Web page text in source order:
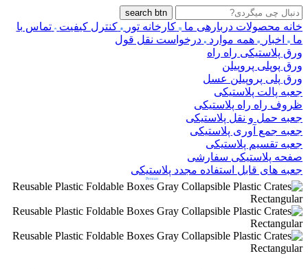
search btn
خانه محصولات دربارهی ما کارخانه تور کنترل کیفیت
تماس با
ما
اخبار همه موارد
درخواست نقل قول
ورق پلاستیکی راه راه
ورق پوپلی پروپیلن
ورق پلی پروپیلن عسل
جعبه پالت پلاستیکی
ظروف راه راه پلاستیکی
جعبه حمل و نقل پلاستیکی
جعبه جمع آوری پلاستیکی
جعبه تقسیم پلاستیکی
صفحه پلاستیکی سفارشی
جعبه های قابل استفاده مجدد پلاستیکی
Persian